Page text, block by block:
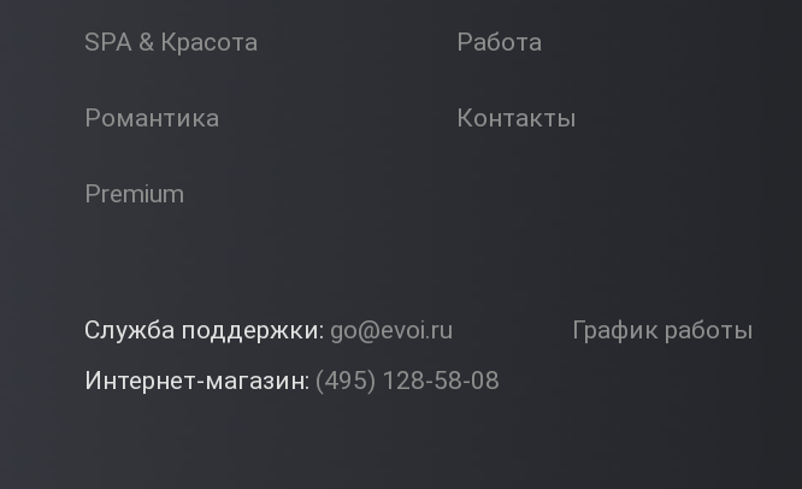
SPA & Красота
Романтика
Premium
Работа
Контакты
Служба поддержки: go@evoi.ru
Интернет-магазин: (495) 128-58-08
График работы